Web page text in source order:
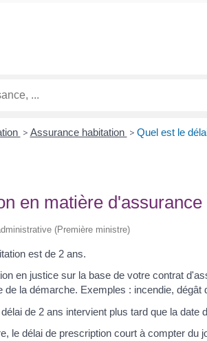
> Assurance habitation > Quel est le
en matière
(Première ministre)
est de 2 ans.
en justice sur la base de votre contrat
la démarche. Exemples : incendie, dégât
de 2 ans intervient plus tard que la
le délai de prescription court à compter